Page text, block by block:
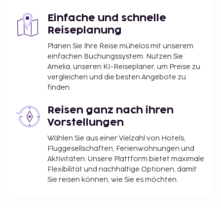
Einfache und schnelle
Reiseplanung
Planen Sie Ihre Reise mühelos mit unserem
einfachen Buchungssystem. Nutzen Sie
Amelia, unseren KI-Reiseplaner, um Preise zu
vergleichen und die besten Angebote zu
finden.
Reisen ganz nach ihren
Vorstellungen
Wählen Sie aus einer Vielzahl von Hotels,
Fluggesellschaften, Ferienwohnungen und
Aktivitäten. Unsere Plattform bietet maximale
Flexibilität und nachhaltige Optionen, damit
Sie reisen können, wie Sie es möchten.